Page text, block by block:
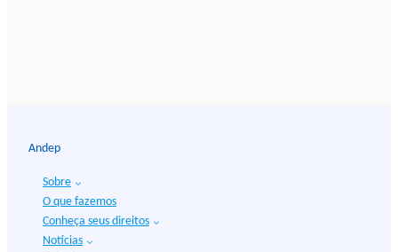
Andep
Sobre
O que fazemos
Conheça seus direitos
Notícias